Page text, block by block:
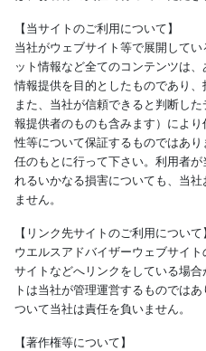
【当サイトのご利用について】
当社がウェブサイト等で展開して
ット情報など全てのコンテンツは
情報提供を目的としたものであり、
また、当社が信頼できると判断し
報提供者のものも含みます）によ
性等について保証するものではあ
任のもとに行って下さい。利用者
れるいかなる損害についても、当
ません。
【リンク先サイトのご利用について】
ウエルスアドバイザーウェブサイ
サイトなどへリンクをしている場
トは当社が管理運営するものでは
ついて当社は責任を負いません。
【著作権等について】